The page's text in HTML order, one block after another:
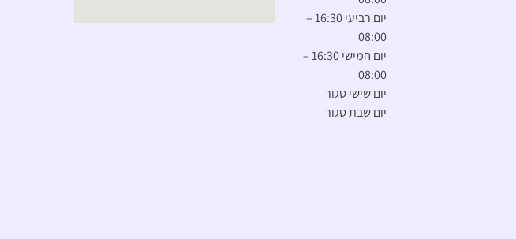
יום רביעי 16:30 –
08:00
יום חמישי 16:30 –
08:00
יום שישי סגור
יום שבת סגור